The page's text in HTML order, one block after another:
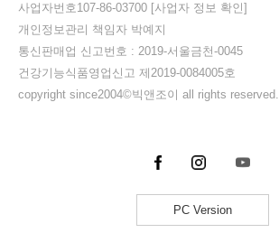
사업자번호107-86-03700 [사업자 정보 확인]
개인정보관리 책임자 박예지
통신판매업 신고번호 : 2019-서울금천-0045
건강기능식품영업신고 제2019-0084005호
copyright since2004©빅앤조이 all rights reserved.
PC Version